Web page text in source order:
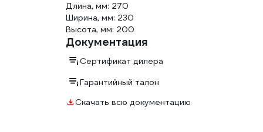
Длина, мм: 270
Ширина, мм: 230
Высота, мм: 200
Документация
Сертификат дилера
Гарантийный талон
Скачать всю документацию